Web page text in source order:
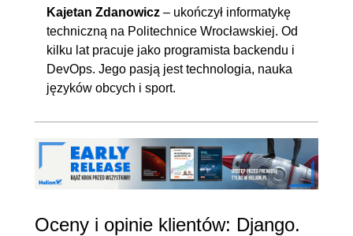
Kajetan Zdanowicz – ukończył informatykę
techniczną na Politechnice Wrocławskiej. Od
kilku lat pracuje jako programista backendu i
DevOps. Jego pasją jest technologia, nauka
języków obcych i sport.
Oceny i opinie klientów: Django.